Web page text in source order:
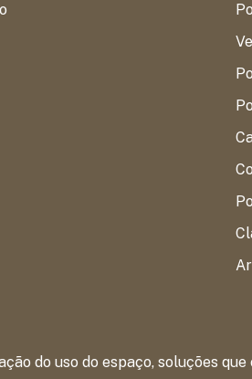
do uso do espaço, soluções